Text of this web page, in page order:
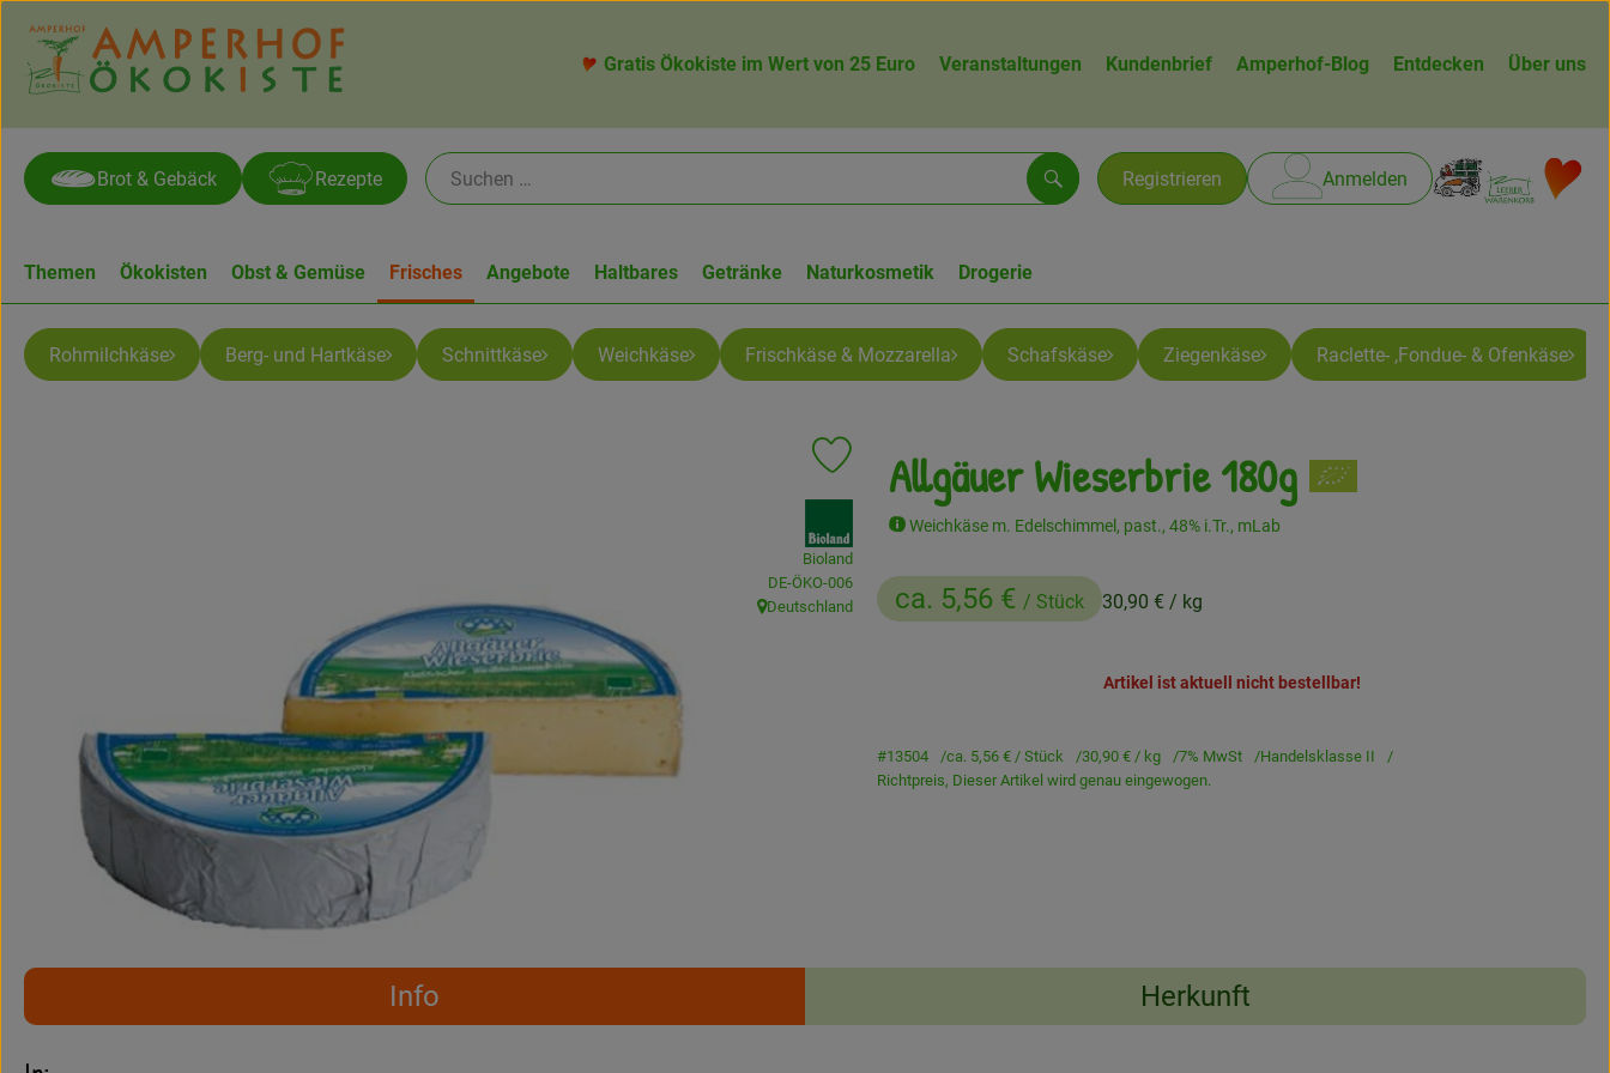
Gratis Ökokiste im Wert von 25 Euro Veranstaltungen Kundenbrief Amperhof-Blog Entdecken Über uns
Registrieren Anmelden
Suchen
Brot & Gebäck Rezepte
Themen Ökokisten Obst & Gemüse Frisches Angebote Haltbares Getränke Naturkosmetik Drogerie
Rohmilchkäse Berg- und Hartkäse Schnittkäse Weichkäse Frischkäse & Mozzarella Schafskäse Ziegenkäse Raclette- ,Fondue- & Ofenkäse
Allgäuer Wieserbrie 180g
Weichkäse m. Edelschimmel, past., 48% i.Tr., mLab
ca. 5,56 € / Stück 30,90 € / kg
Produkt zu Favouriten hinzufügen
Bioland
, Kontrollstelle:
DE-ÖKO-006
, Herkunft:
Deutschland
Artikel ist aktuell nicht bestellbar!
#13504 ca. 5,56 € / Stück 30,90 € / kg 7% MwSt
Handelsklasse II
Richtpreis, Dieser Artikel wird genau eingewogen.
Rezepte
Info Herkunft